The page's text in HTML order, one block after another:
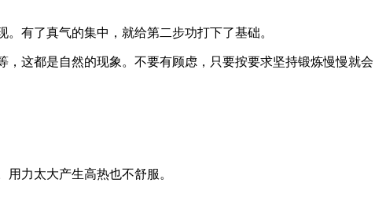
有了真气的集中，就给第二步功打下了基础。
这都是自然的现象。不要有顾虑，只要按要求坚持锻炼慢慢就会
力太大产生高热也不舒服。